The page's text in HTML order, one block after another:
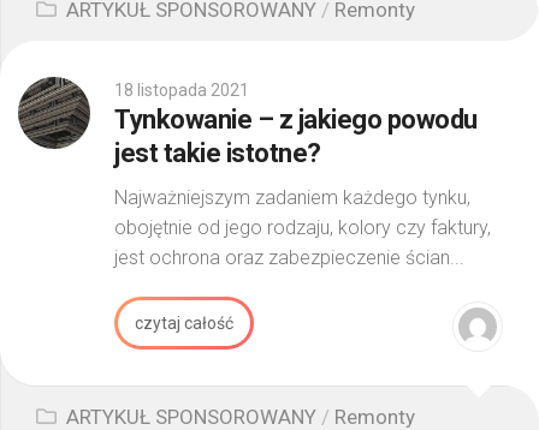
ARTYKUŁ SPONSOROWANY / Remonty
18 listopada 2021
Tynkowanie – z jakiego powodu
jest takie istotne?
Najważniejszym zadaniem każdego tynku,
obojętnie od jego rodzaju, kolory czy faktury,
jest ochrona oraz zabezpieczenie ścian...
czytaj całość
ARTYKUŁ SPONSOROWANY / Remonty